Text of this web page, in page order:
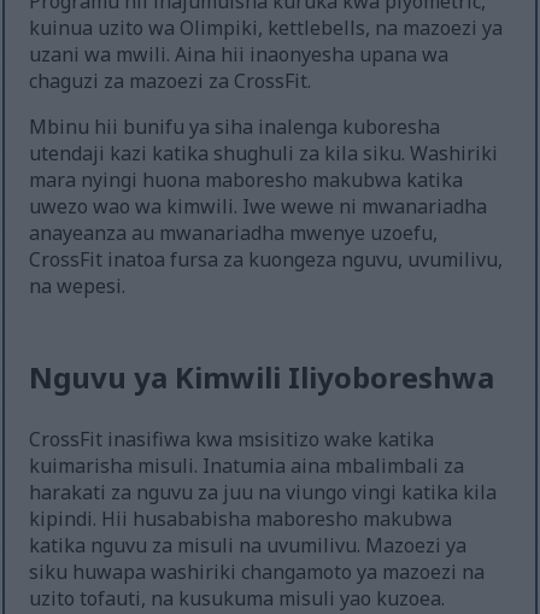
kuinua uzito wa Olimpiki, kettlebells, na mazoezi ya
uzani wa mwili. Aina hii inaonyesha upana wa
chaguzi za mazoezi za CrossFit.
Mbinu hii bunifu ya siha inalenga kuboresha
utendaji kazi katika shughuli za kila siku. Washiriki
mara nyingi huona maboresho makubwa katika
uwezo wao wa kimwili. Iwe wewe ni mwanariadha
anayeanza au mwanariadha mwenye uzoefu,
CrossFit inatoa fursa za kuongeza nguvu, uvumilivu,
na wepesi.
Nguvu ya Kimwili Iliyoboreshwa
CrossFit inasifiwa kwa msisitizo wake katika
kuimarisha misuli. Inatumia aina mbalimbali za
harakati za nguvu za juu na viungo vingi katika kila
kipindi. Hii husababisha maboresho makubwa
katika nguvu za misuli na uvumilivu. Mazoezi ya
siku huwapa washiriki changamoto ya mazoezi na
uzito tofauti, na kusukuma misuli yao kuzoea.